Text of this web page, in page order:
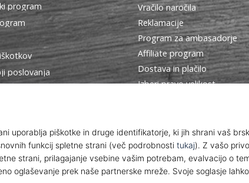
program
poslovanja
Vračilo naročila
Reklamacije
Program za ambasadorje
Affiliate program
Dostava in plačilo
Izberi pravo velikost
Politika zasebnosti